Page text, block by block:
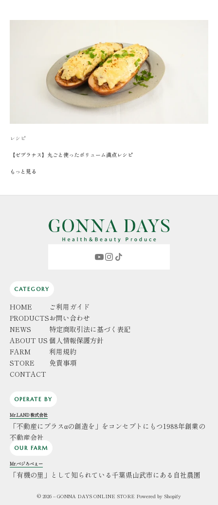
レシピ
【ゼブラナス】丸ごと使ったボリューム満点レシピ
もっと見る
CATEGORY
HOME
PRODUCTS
NEWS
ABOUT US
FARM
STORE
CONTACT
ご利用ガイド
お問い合わせ
特定商取引法に基づく表記
個人情報保護方針
利用規約
免責事項
OPERATE BY
Mr.LAND 株式会社
「不動産にプラスαの創造を」をコンセプトにもつ1988年創業の
不動産会社
OUR FARM
Mr.ベジろべぇー
「有機の里」として知られている千葉県山武市にある自社農園
© 2026 – GONNA DAYS ONLINE STORE Powered by Shopify